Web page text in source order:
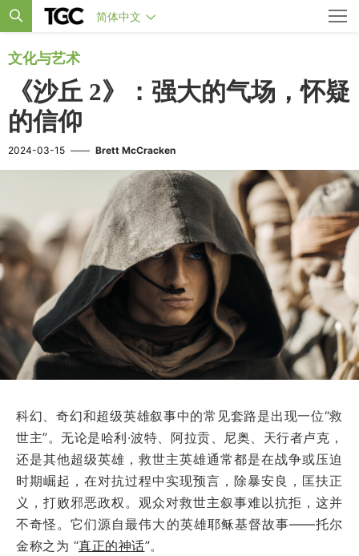
简体中文
文化与艺术
《沙丘 2》：强大的气场，怀疑
的信仰
2024-03-15 —— Brett McCracken
科幻、奇幻和超级英雄叙事中的常见套路是出现一位“救
世主”。无论是哈利·波特、阿拉贡、尼奥、天行者卢克，
还是其他超级英雄，救世主英雄通常都是在战争或压迫
时期崛起，在对抗过程中实现预言，除暴安良，匡扶正
义，打败邪恶政权。观众对救世主叙事难以抗拒，这并
不奇怪。它们源自最伟大的英雄耶稣基督故事——托尔
金称之为 “真正的神话”。